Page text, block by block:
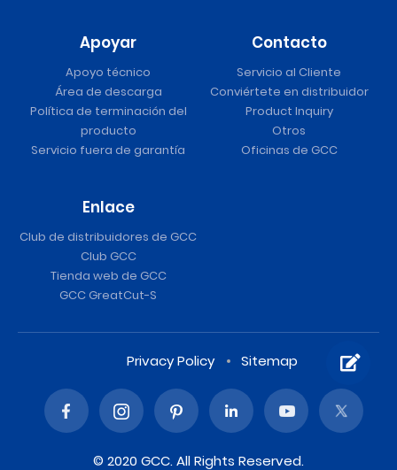
Apoyar
Apoyo técnico
Área de descarga
Política de terminación del
producto
Servicio fuera de garantía
Contacto
Servicio al Cliente
Conviértete en distribuidor
Product Inquiry
Otros
Oficinas de GCC
Enlace
Club de distribuidores de GCC
Club GCC
Tienda web de GCC
GCC GreatCut-S
Privacy Policy Sitemap
© 2020 GCC. All Rights Reserved.